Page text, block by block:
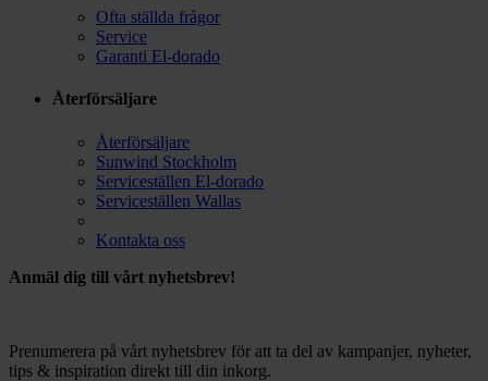
Ofta ställda frågor
Service
Garanti El-dorado
Återförsäljare
Återförsäljare
Sunwind Stockholm
Serviceställen El-dorado
Serviceställen Wallas
Kontakta oss
Anmäl dig till vårt nyhetsbrev!
Prenumerera på vårt nyhetsbrev för att ta del av kampanjer, nyheter,
tips & inspiration direkt till din inkorg.